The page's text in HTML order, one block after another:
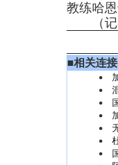
教练哈
（记
■相关连接